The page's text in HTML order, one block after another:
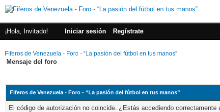
¡Hola, Invitado! Iniciar sesión Regístrate
Fiferos de Venezuela - Foro - “La pasión del fútbol en tus manos”
Mensaje del foro
Fiferos de Venezuela - Foro - “La pasión del fútbol en tus manos”
El código de autorización no coincide. ¿Estás accediendo